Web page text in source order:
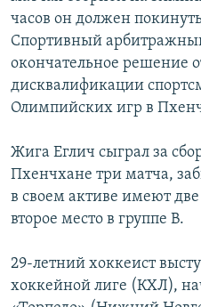
КРЫМ.НЕПОКОРЕННЫЙ
ELIFBE
УКРАИНСКАЯ ПРОБЛЕМА КРЫМА
Все сайты RFE/RL
часов он должен
Спортивный
окончательное решение
дисквалификации
Олимпийских игр в
Жига Еглич сыграл за
Пхенчхане три матча,
в своем активе имеют
второе место в группе B.
29-летний хоккеист
хоккейной лиге (КХЛ),